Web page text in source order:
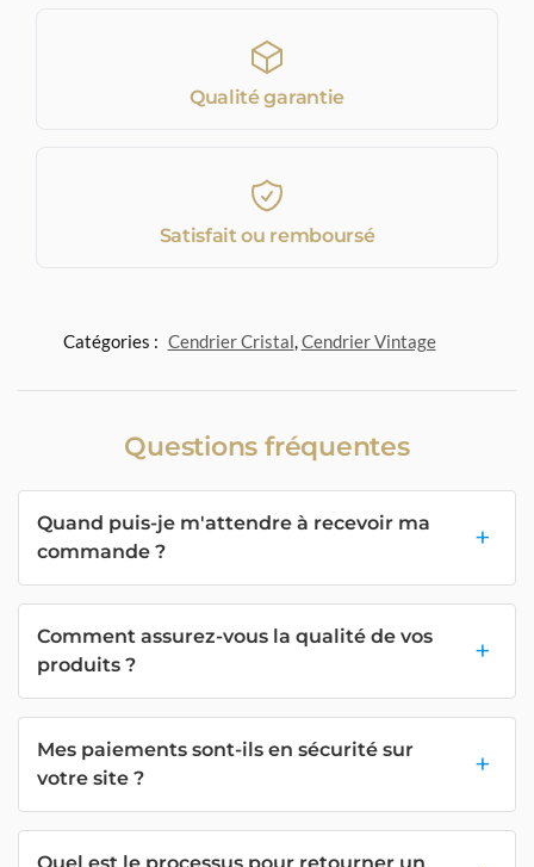
Qualité garantie
Satisfait ou remboursé
Catégories : Cendrier Cristal,Cendrier Vintage
Questions fréquentes
Quand puis-je m'attendre à recevoir ma
commande ?
Comment assurez-vous la qualité de vos
produits ?
Mes paiements sont-ils en sécurité sur
votre site ?
Quel est le processus pour retourner un